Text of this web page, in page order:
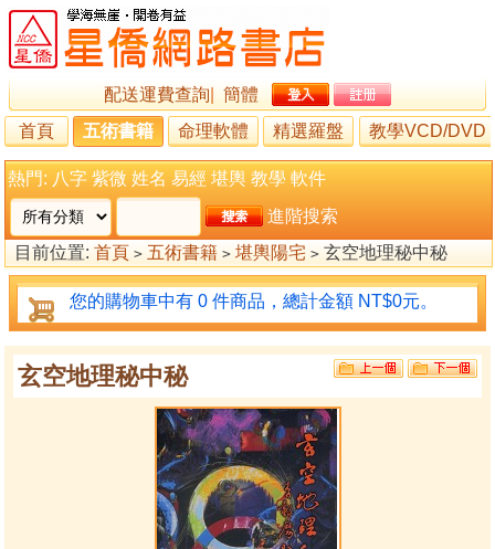
配送運費查詢
簡體
首頁
五術書籍 命理軟體 精選羅盤 教學VCD/DVD
熱門: 八字 紫微 姓名 易經 堪輿 教學 軟件
進階搜索
目前位置: 首頁 > 五術書籍 > 堪輿陽宅 > 玄空地理秘中秘
您的購物車中有 0 件商品，總計金額 NT$0元。
玄空地理秘中秘